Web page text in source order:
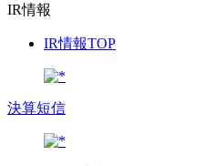
IR情報
IR情報TOP
決算短信